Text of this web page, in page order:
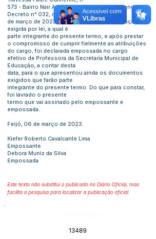
573 - Bairro Nair Araújo, Feijó, que apresentando o
Decreto n° 032, de 06
de março de 2023, assim como a documentação
exigida por lei, a qual é
parte integrante do presente termo, e após prestar
o compromisso de cumprir fielmente as atribuições
do cargo, foi declarada empossada no cargo
efetivo de Professora da Secretaria Municipal de
Educação, a contar desta
data, para o que apresentou ainda os documentos
exigidos que farão parte
integrante do presente termo. Do que para constar,
foi lavrado o presente
termo que vai assinado pelo empossante e
empossada.
Feijó, 06 de março de 2023.
Kiefer Roberto Cavalcante Lima
Empossante
Debora Muniz da Silva
Empossada
Este texto não substitui o publicado no Diário Oficial, mas
facilita a pesquisa para localizar a publicação oficial.
13489